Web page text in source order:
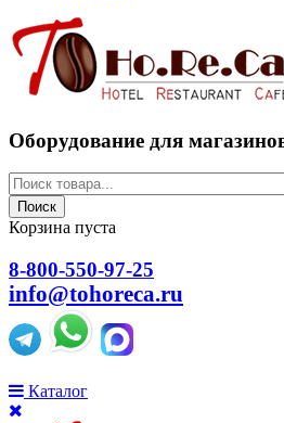
Оборудование для
Поиск
Корзина пуста
8-800-550-97-25
info@tohoreca.ru
Каталог